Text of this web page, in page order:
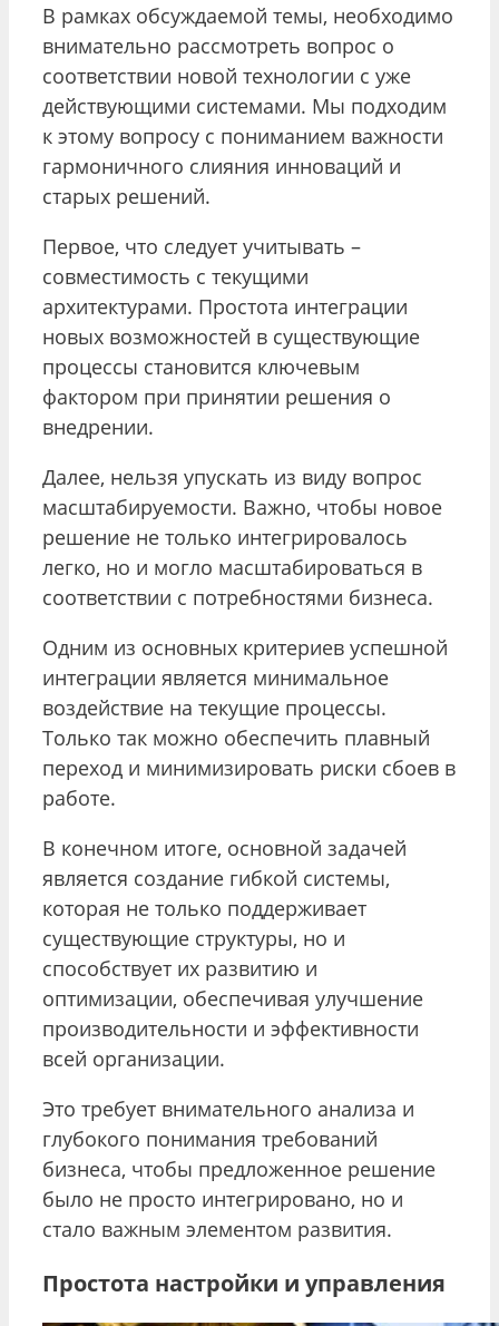
В рамках обсуждаемой темы, необходимо
внимательно рассмотреть вопрос о
соответствии новой технологии с уже
действующими системами. Мы подходим
к этому вопросу с пониманием важности
гармоничного слияния инноваций и
старых решений.
Первое, что следует учитывать –
совместимость с текущими
архитектурами. Простота интеграции
новых возможностей в существующие
процессы становится ключевым
фактором при принятии решения о
внедрении.
Далее, нельзя упускать из виду вопрос
масштабируемости. Важно, чтобы новое
решение не только интегрировалось
легко, но и могло масштабироваться в
соответствии с потребностями бизнеса.
Одним из основных критериев успешной
интеграции является минимальное
воздействие на текущие процессы.
Только так можно обеспечить плавный
переход и минимизировать риски сбоев в
работе.
В конечном итоге, основной задачей
является создание гибкой системы,
которая не только поддерживает
существующие структуры, но и
способствует их развитию и
оптимизации, обеспечивая улучшение
производительности и эффективности
всей организации.
Это требует внимательного анализа и
глубокого понимания требований
бизнеса, чтобы предложенное решение
было не просто интегрировано, но и
стало важным элементом развития.
Простота настройки и управления